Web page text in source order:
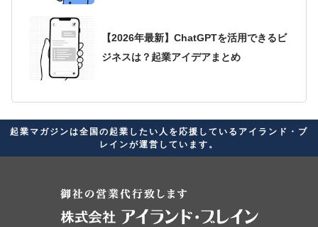
【2026年最新】ChatGPTを活用できるビ
ジネスは？起業アイデアまとめ
ない人必見！自分に合ったビジネス...
起業家に向いている星座ランキング！経
営者の素質があると言われる星座を紹介
起業マガジンは全国の起業したい人を応援しているアイランド・ブ
レインが運営しています。